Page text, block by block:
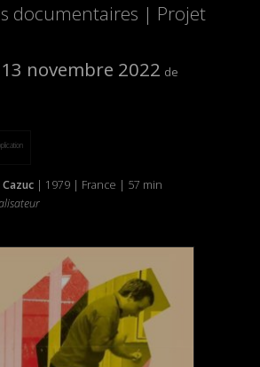
documentaires | Projet
novembre 2022
| 1979 | France | 57 min